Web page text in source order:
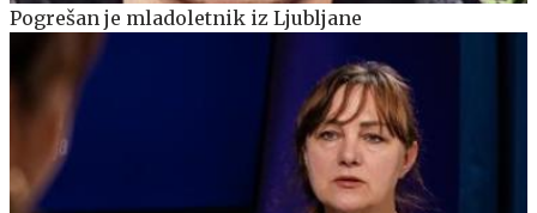
Pogrešan je mladoletnik iz Ljubljane